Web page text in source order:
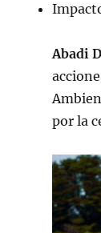
Abadi
por la